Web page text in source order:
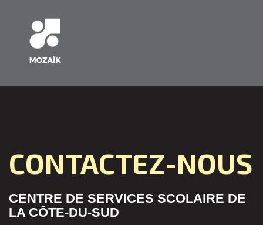
CONTACTEZ-NOUS
CENTRE DE SERVICES SCOLAIRE DE
LA CÔTE-DU-SUD